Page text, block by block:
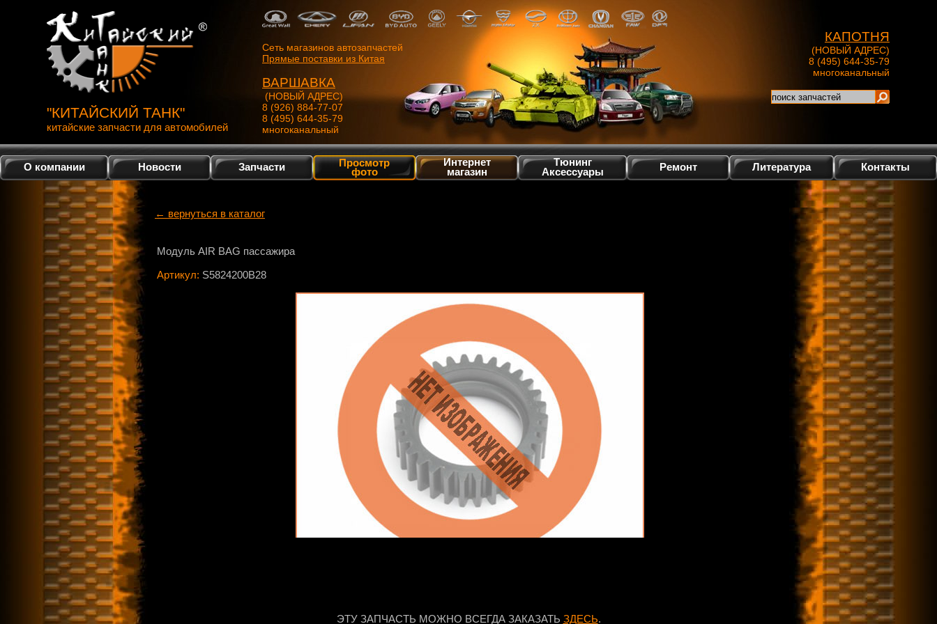
"КИТАЙСКИЙ ТАНК"
китайские запчасти для автомобилей
Сеть магазинов автозапчастей
Прямые поставки из Китая
ВАРШАВКА
(НОВЫЙ АДРЕС)
8 (926) 884-77-07
8 (495) 644-35-79
многоканальный
КАПОТНЯ
(НОВЫЙ АДРЕС)
8 (495) 644-35-79
многоканальный
О компании Новости Запчасти Просмотр
фото
Интернет
магазин
Тюнинг
Аксессуары
Ремонт Литература Контакты
← вернуться в каталог
Модуль AIR BAG пассажира
Артикул: S5824200B28
ЭТУ ЗАПЧАСТЬ МОЖНО ВСЕГДА ЗАКАЗАТЬ ЗДЕСЬ.